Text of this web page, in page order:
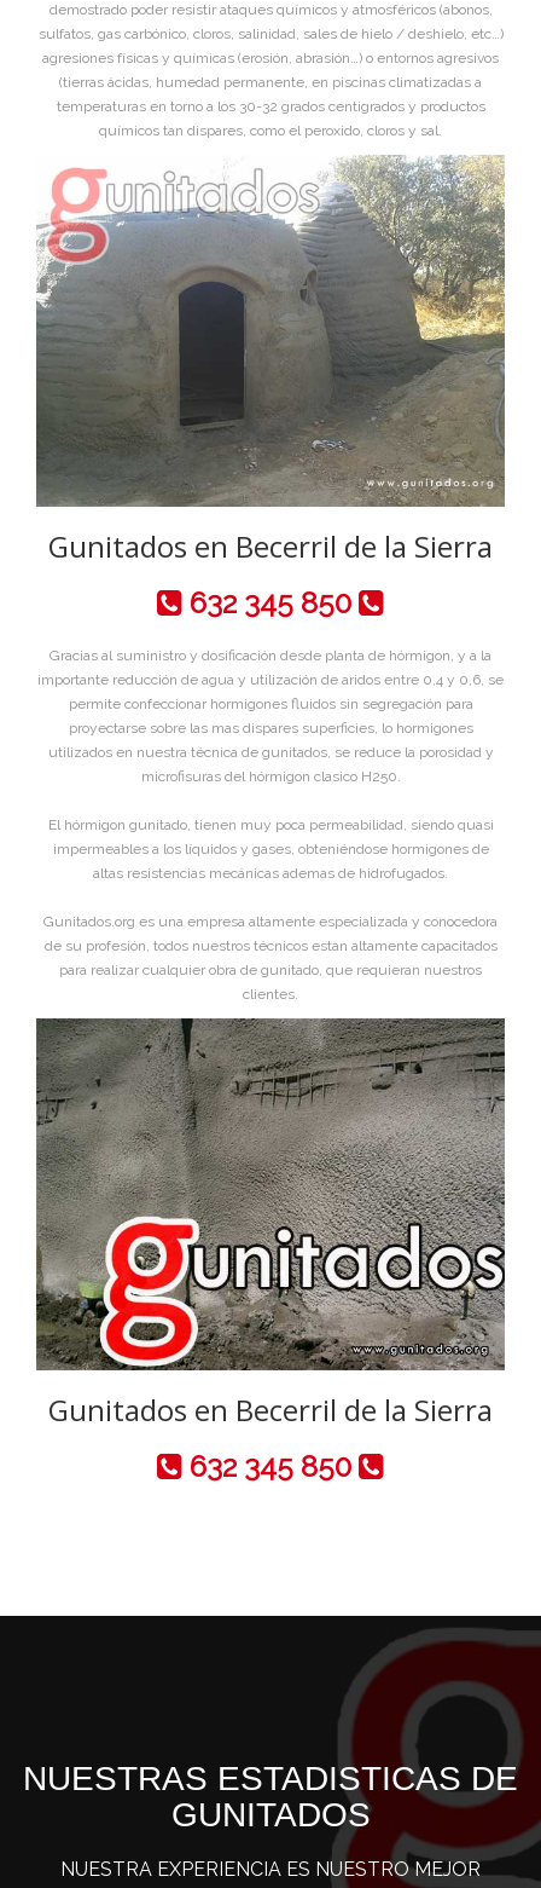
demostrado poder resistir ataques químicos y atmosféricos (abonos,
sulfatos, gas carbónico, cloros, salinidad, sales de hielo / deshielo, etc…)
agresiones físicas y químicas (erosión, abrasión…) o entornos agresivos
(tierras ácidas, humedad permanente, en piscinas climatizadas a
temperaturas en torno a los 30-32 grados centigrados y productos
químicos tan dispares, como el peroxido, cloros y sal.
Gunitados en Becerril de la Sierra
632 345 850
Gracias al suministro y dosificación desde planta de hórmigon, y a la
importante reducción de agua y utilización de aridos entre 0,4 y 0,6, se
permite confeccionar hormigones fluidos sin segregación para
proyectarse sobre las mas dispares superficies, lo hormigones
utilizados en nuestra técnica de gunitados, se reduce la porosidad y
microfisuras del hórmigon clasico H250.
El hórmigon gunitado, tienen muy poca permeabilidad, siendo quasi
impermeables a los líquidos y gases, obteniéndose hormigones de
altas resistencias mecánicas ademas de hidrofugados.
Gunitados.org es una empresa altamente especializada y conocedora
de su profesión, todos nuestros técnicos estan altamente capacitados
para realizar cualquier obra de gunitado, que requieran nuestros
clientes.
Gunitados en Becerril de la Sierra
632 345 850
NUESTRAS ESTADISTICAS DE
GUNITADOS
NUESTRA EXPERIENCIA ES NUESTRO MEJOR